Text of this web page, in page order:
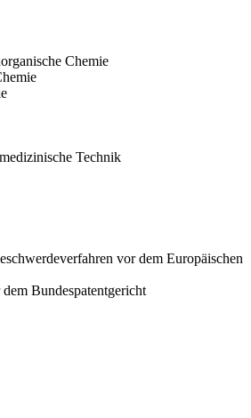
Chemie
Technik
vor dem Europäischen
Bundespatentgericht